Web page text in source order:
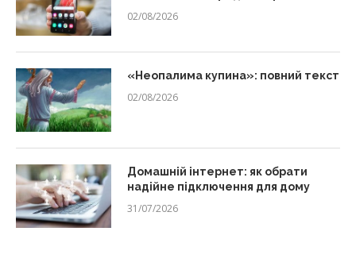
02/08/2026
«Неопалима купина»: повний текст
02/08/2026
Домашній інтернет: як обрати
надійне підключення для дому
31/07/2026